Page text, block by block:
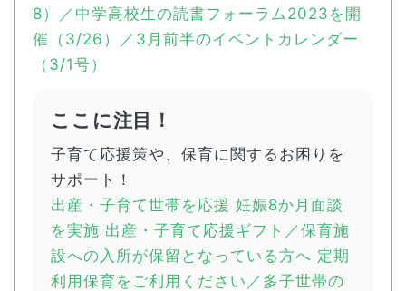
8）／中学高校生の読書フォーラム2023を開
催（3/26）／3月前半のイベントカレンダー
（3/1号）
ここに注目！
子育て応援策や、保育に関するお困りを
サポート！
出産・子育て世帯を応援 妊娠8か月面談
を実施 出産・子育て応援ギフト／保育施
設への入所が保留となっている方へ 定期
利用保育をご利用ください／多子世帯の